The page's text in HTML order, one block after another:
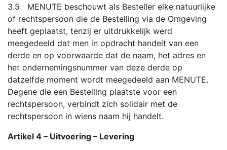
3.5 MENUTE beschouwt als Besteller elke natuurlijke
of rechtspersoon die de Bestelling via de Omgeving
heeft geplaatst, tenzij er uitdrukkelijk werd
meegedeeld dat men in opdracht handelt van een
derde en op voorwaarde dat de naam, het adres en
het ondernemingsnummer van deze derde op
datzelfde moment wordt meegedeeld aan MENUTE.
Degene die een Bestelling plaatste voor een
rechtspersoon, verbindt zich solidair met de
rechtspersoon in wiens naam hij handelt.
Artikel 4 – Uitvoering – Levering